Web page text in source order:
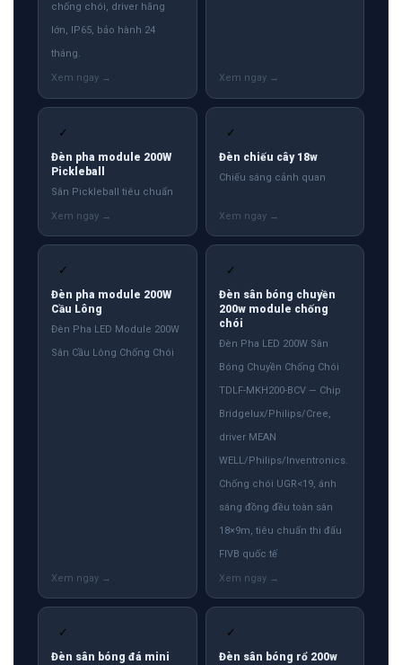
chống chói, driver hãng
lớn, IP65, bảo hành 24
tháng.
✓
Đèn pha module 200W
Pickleball
Sân Pickleball tiêu chuẩn
✓
Đèn chiếu cây 18w
Chiếu sáng cảnh quan
✓
Đèn pha module 200W
Cầu Lông
Đèn Pha LED Module 200W
Sân Cầu Lông Chống Chói
✓
Đèn sân bóng chuyền
200w module chống
chói
Đèn Pha LED 200W Sân
Bóng Chuyền Chống Chói
TDLF-MKH200-BCV — Chip
Bridgelux/Philips/Cree,
driver MEAN
WELL/Philips/Inventronics.
Chống chói UGR<19, ánh
sáng đồng đều toàn sân
18×9m, tiêu chuẩn thi đấu
FIVB quốc tế
✓
Đèn sân bóng đá mini
✓
Đèn sân bóng rổ 200w